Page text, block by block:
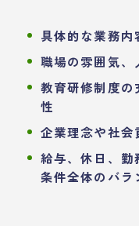
具体的な業務内
職場の雰囲気、
教育研修制度
性
企業理念や社会
給与、休日、
条件全体のバラ